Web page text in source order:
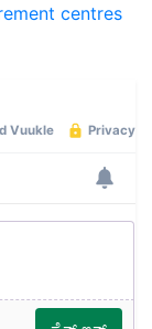
centres